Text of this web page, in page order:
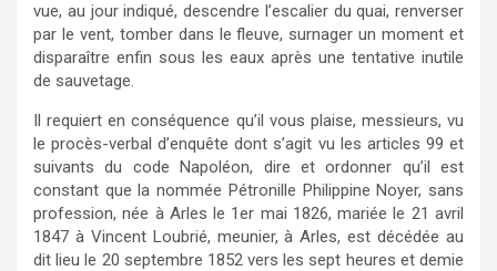
vue, au jour indiqué, descendre l’escalier du quai, renverser
par le vent, tomber dans le fleuve, surnager un moment et
disparaître enfin sous les eaux après une tentative inutile
de sauvetage.
Il requiert en conséquence qu’il vous plaise, messieurs, vu
le procès-verbal d’enquête dont s’agit vu les articles 99 et
suivants du code Napoléon, dire et ordonner qu’il est
constant que la nommée Pétronille Philippine Noyer, sans
profession, née à Arles le 1er mai 1826, mariée le 21 avril
1847 à Vincent Loubrié, meunier, à Arles, est décédée au
dit lieu le 20 septembre 1852 vers les sept heures et demie